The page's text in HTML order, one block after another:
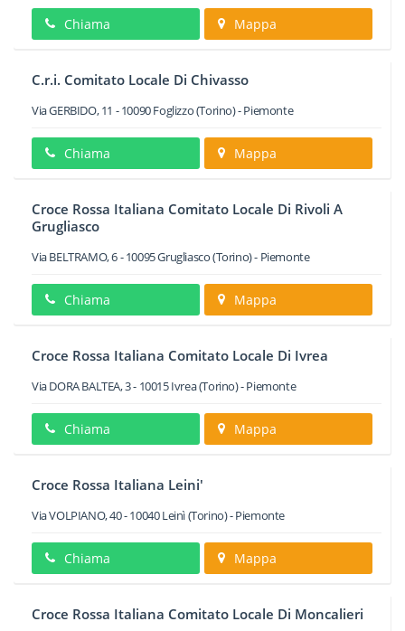
Chiama Mappa
C.r.i. Comitato Locale Di Chivasso
Via GERBIDO, 11 -10090Foglizzo(Torino) -Piemonte
Chiama Mappa
Croce Rossa Italiana Comitato Locale Di Rivoli A
Grugliasco
Via BELTRAMO, 6-10095Grugliasco(Torino) - Piemonte
Chiama Mappa
Croce Rossa Italiana Comitato Locale Di Ivrea
Via DORA BALTEA, 3- 10015Ivrea(Torino) -Piemonte
Chiama Mappa
Croce Rossa Italiana Leini'
Via VOLPIANO, 40-10040Leinì(Torino) -Piemonte
Chiama Mappa
Croce Rossa Italiana Comitato Locale Di Moncalieri